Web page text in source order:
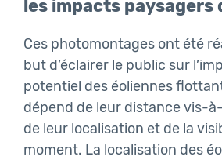
les impacts paysagers
Ces photomontages ont été
but d’éclairer le public sur
potentiel des éoliennes
dépend de leur distance vis-
de leur localisation et de la
moment. La localisation des